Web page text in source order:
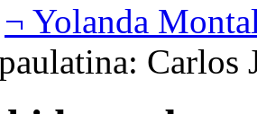
¬ Yolanda
Carlos